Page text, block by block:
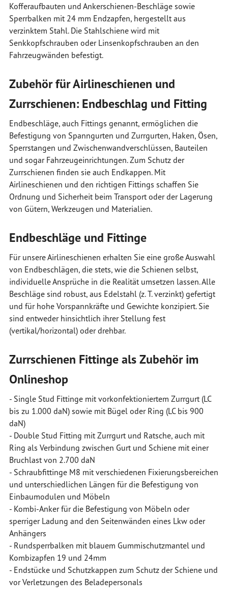
Kofferaufbauten und Ankerschienen-Beschläge sowie
Sperrbalken mit 24 mm Endzapfen, hergestellt aus
verzinktem Stahl. Die Stahlschiene wird mit
Senkkopfschrauben oder Linsenkopfschrauben an den
Fahrzeugwänden befestigt.
Zubehör für Airlineschienen und
Zurrschienen: Endbeschlag und Fitting
Endbeschläge, auch Fittings genannt, ermöglichen die
Befestigung von Spanngurten und Zurrgurten, Haken, Ösen,
Sperrstangen und Zwischenwandverschlüssen, Bauteilen
und sogar Fahrzeugeinrichtungen. Zum Schutz der
Zurrschienen finden sie auch Endkappen. Mit
Airlineschienen und den richtigen Fittings schaffen Sie
Ordnung und Sicherheit beim Transport oder der Lagerung
von Gütern, Werkzeugen und Materialien.
Endbeschläge und Fittinge
Für unsere Airlineschienen erhalten Sie eine große Auswahl
von Endbeschlägen, die stets, wie die Schienen selbst,
individuelle Ansprüche in die Realität umsetzen lassen. Alle
Beschläge sind robust, aus Edelstahl (z. T. verzinkt) gefertigt
und für hohe Vorspannkräfte und Gewichte konzipiert. Sie
sind entweder hinsichtlich ihrer Stellung fest
(vertikal/horizontal) oder drehbar.
Zurrschienen Fittinge als Zubehör im
Onlineshop
- Single Stud Fittinge mit vorkonfektioniertem Zurrgurt (LC
bis zu 1.000 daN) sowie mit Bügel oder Ring (LC bis 900
daN)
- Double Stud Fitting mit Zurrgurt und Ratsche, auch mit
Ring als Verbindung zwischen Gurt und Schiene mit einer
Bruchlast von 2.700 daN
- Schraubfittinge M8 mit verschiedenen Fixierungsbereichen
und unterschiedlichen Längen für die Befestigung von
Einbaumodulen und Möbeln
- Kombi-Anker für die Befestigung von Möbeln oder
sperriger Ladung and den Seitenwänden eines Lkw oder
Anhängers
- Rundsperrbalken mit blauem Gummischutzmantel und
Kombizapfen 19 und 24mm
- Endstücke und Schutzkappen zum Schutz der Schiene und
vor Verletzungen des Beladepersonals